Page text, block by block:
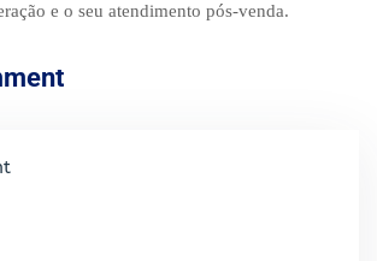
e o seu atendimento pós-venda.